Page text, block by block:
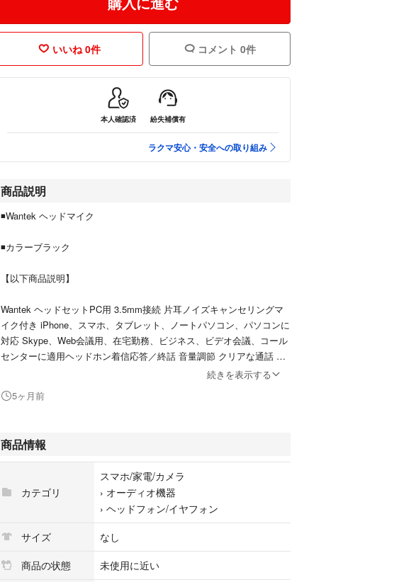
いいね 0件 コメント 0件
本人確認済 紛失補償有
ラクマ安心・安全への取り組み
商品説明
◾️Wantek ヘッドマイク
◾️カラーブラック
【以下商品説明】
Wantek ヘッドセットPC用 3.5mm接続 片耳ノイズキャンセリングマ
イク付き iPhone、スマホ、タブレット、ノートパソコン、パソコンに
対応 Skype、Web会議用、在宅勤務、ビジネス、ビデオ会議、コール
センターに適用ヘッドホン着信応答／終話 音量調節 クリアな通話 超
※自宅保管になりますので、ご理解いただける方のみお願いします。
続きを表示する
5ヶ月前
商品情報
カテゴリ
スマホ/家電/カメラ
› オーディオ機器
› ヘッドフォン/イヤフォン
サイズ
なし
商品の状態
未使用に近い